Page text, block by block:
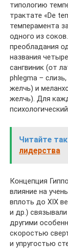
типологию
трактате «De
темперамента
одно­го из
преобладания
названия
сангвиник (от
phlegma –
желчь) и
желчь). Для
Читайте
лидерства
Концепция
влияние на
вплоть до XIX
и др.)
другими
скоростью
и упругостью